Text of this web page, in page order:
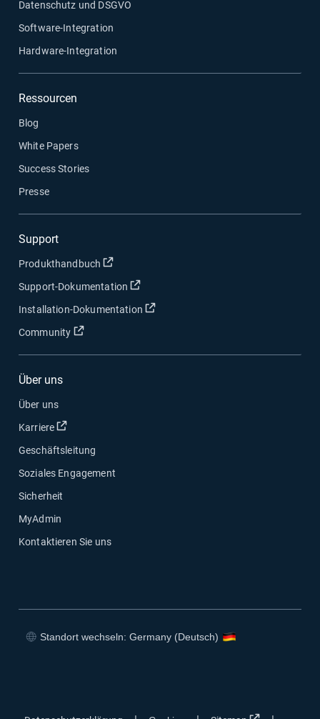
Datenschutz und DSGVO
Software-Integration
Hardware-Integration
Ressourcen
Blog
White Papers
Success Stories
Presse
Support
Produkthandbuch In neuem Fenster öffnen
Support-Dokumentation In neuem Fenster öffnen
Installation-Dokumentation In neuem Fenster öffnen
Community In neuem Fenster öffnen
Über uns
Über uns
Karriere
In neuem Fenster öffnen
Geschäftsleitung
Soziales Engagement
Sicherheit
MyAdmin
Kontaktieren Sie uns
Standort wechseln: Germany (Deutsch)